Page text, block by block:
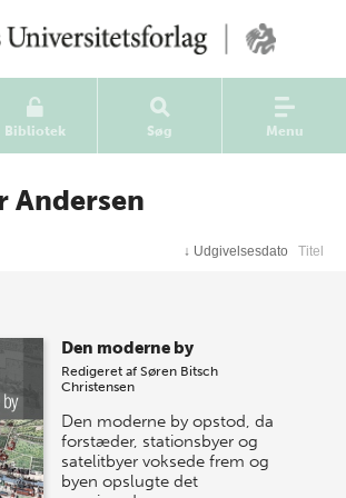
Bibliotek Søg Menu
Andersen
↓ Udgivelsesdato Titel
Den moderne by
Redigeret afSøren Bitsch
Christensen
Den moderne by opstod, da
forstæder, stationsbyer og
satelitbyer voksede frem og
byen opslugte det